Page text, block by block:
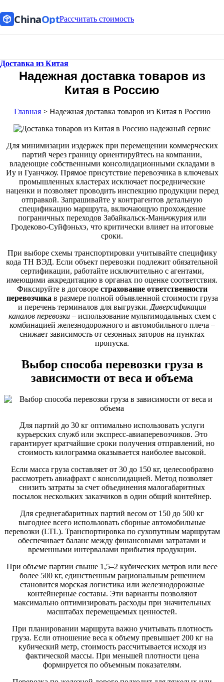
ChinaOptРассчитать стоимость
Доставка из Китая
Надежная доставка товаров из
Китая в Россию
Главная> Надежная доставка товаров из Китая в Россию
Для минимизации издержек при перемещении коммерческих
партий через границу ориентируйтесь на компании,
владеющие собственными консолидационными складами в
Иу и Гуанчжоу. Прямое присутствие перевозчика в ключевых
промышленных кластерах исключает посреднические
наценки и позволяет проводить инспекцию продукции перед
отправкой. Запрашивайте у контрагентов детальную
спецификацию маршрута, включающую прохождение
пограничных переходов Забайкальск-Маньчжурия или
Гродеково-Суйфэньхэ, что критически влияет на итоговые
сроки.
При выборе схемы транспортировки учитывайте специфику
кода ТН ВЭД. Если объект перевозки подлежит обязательной
сертификации, работайте исключительно с агентами,
имеющими аккредитацию в органах по оценке соответствия.
Фиксируйте в договоре страхование ответственности
перевозчика в размере полной объявленной стоимости груза
и перечень терминалов для выгрузки. Диверсификация
каналов перевозки– использование мультимодальных схем с
комбинацией железнодорожного и автомобильного плеча –
снижает зависимость от сезонных заторов на пунктах
пропуска.
Выбор способа перевозки груза в
зависимости от веса и объема
Для партий до 30 кг оптимально использовать услуги
курьерских служб или экспресс-авиаперевозчиков. Это
гарантирует кратчайшие сроки получения отправлений, но
стоимость килограмма оказывается наиболее высокой.
Если масса груза составляет от 30 до 150 кг, целесообразно
рассмотреть авиафрахт с консолидацией. Метод позволяет
снизить затраты за счет объединения малогабаритных
посылок нескольких заказчиков в один общий контейнер.
Для среднегабаритных партий весом от 150 до 500 кг
выгоднее всего использовать сборные автомобильные
перевозки (LTL). Транспортировка по сухопутным маршрутам
обеспечивает баланс между финансовыми затратами и
временными интервалами прибытия продукции.
При объеме партии свыше 1,5–2 кубических метров или весе
более 500 кг, единственным рациональным решением
становится морская логистика или железнодорожные
контейнерные составы. Эти варианты позволяют
максимально оптимизировать расходы при значительных
масштабах перемещаемых ценностей.
При планировании маршрута важно учитывать плотность
груза. Если отношение веса к объему превышает 200 кг на
кубический метр, стоимость рассчитывается исходя из
фактической массы. При меньшей плотности цена
формируется по объемным показателям.